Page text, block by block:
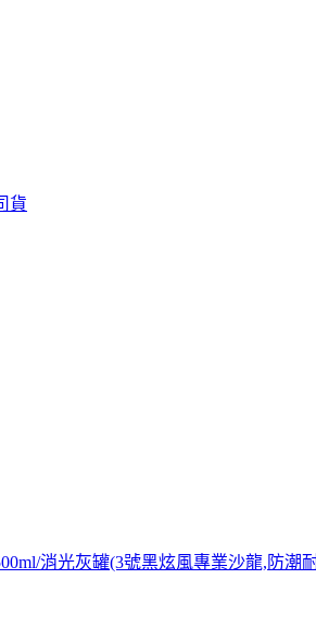
貨
消光灰罐(3號黑炫風專業沙龍,防潮